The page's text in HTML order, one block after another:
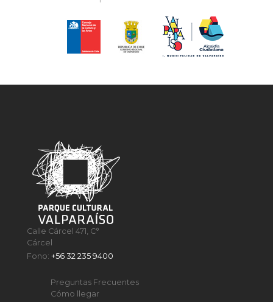
Calle Cárcel 471, C°
Cárcel
Fono:+56 32 235 9400
Preguntas Frecuentes
Cómo llegar